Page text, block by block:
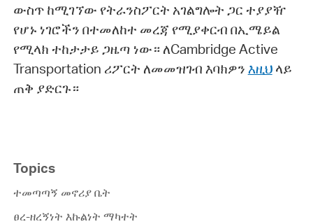
ውስጥ ከሚገኘው የትራንስፖርት አገልግሎት ጋር ተያያዥ
የሆኑ ነገሮችን በተመለከተ መረጃ የሚያቀርብ በኢሜይል
የሚላክ ተከታታይ ጋዜጣ ነው። ለCambridge Active
Transportation ሪፖርት ለመመዝገብ እባክዎን እዚህላይ
ጠቅ ያድርጉ።
Topics
ተመጣጣኝ መኖሪያ ቤት
ፀረ-ዘረኝነት እኩልነት ማካተት